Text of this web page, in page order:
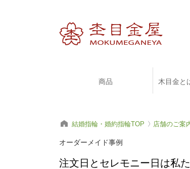
商品 木目金と
結婚指輪・婚約指輪TOP 店舗のご案
オーダーメイド事例
注文日とセレモニー日は私